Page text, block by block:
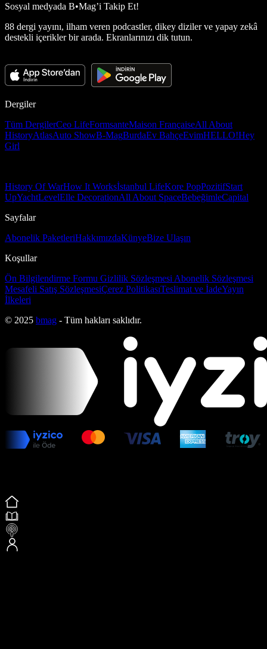
Sosyal medyada B•Mag’i Takip Et!
88 dergi yayını, ilham veren podcastler, dikey diziler ve yapay zekâ
destekli içerikler bir arada. Ekranlarınızı dik tutun.
Dergiler
Tüm DergilerCeo LifeFormsanteMaison FrançaiseAll About
HistoryAtlasAuto ShowB-MagBurdaEv BahçeEvimHELLO!Hey
Girl
History Of WarHow It Worksİstanbul LifeKore PopPozitifStart
UpYachtLevelElle DecorationAll About SpaceBebeğimleCapital
Sayfalar
Abonelik PaketleriHakkımızdaKünyeBize Ulaşın
Koşullar
Ön Bilgilendirme Formu Gizlilik Sözleşmesi Abonelik Sözleşmesi
Mesafeli Satış SözleşmesiÇerez PolitikasıTeslimat ve İadeYayın
İlkeleri
© 2025 bmag - Tüm hakları saklıdır.